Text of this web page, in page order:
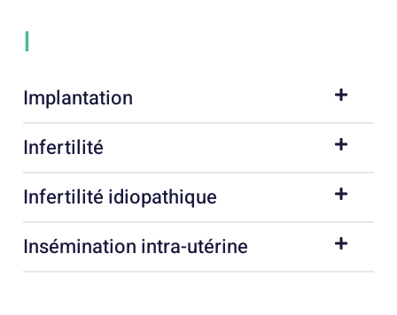
I
Implantation
Infertilité
Infertilité idiopathique
Insémination intra-utérine